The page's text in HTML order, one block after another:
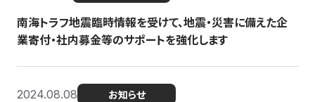
南海トラフ地震臨時情報を受けて、地震・災害に備えた企
業寄付・社内募金等のサポートを強化します
2024.08.08 お知らせ